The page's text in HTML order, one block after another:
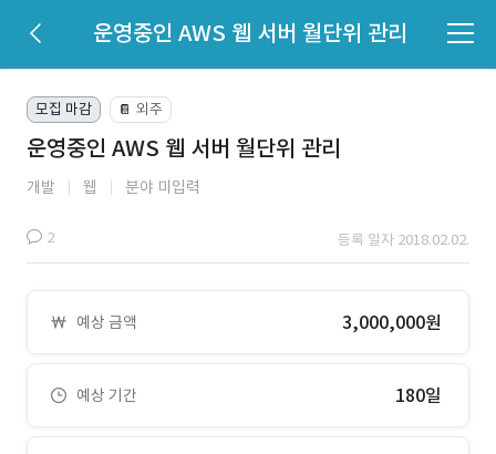
운영중인 AWS 웹 서버 월단위 관리
모집 마감 📔 외주
운영중인 AWS 웹 서버 월단위 관리
개발 웹 분야 미입력
2 등록 일자 2018.02.02.
예상 금액 3,000,000원
예상 기간 180일